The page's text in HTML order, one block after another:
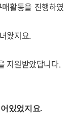
활동을 진행하였
왔지요.
지원받았답니다.
있었지요.